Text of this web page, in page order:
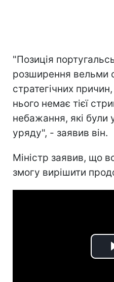
"Позиція
розширення вельми
стратегічних причин,
нього немає тієї
небажання, які були
уряду", - заявив він.
Міністр заявив, що
змогу вирішити